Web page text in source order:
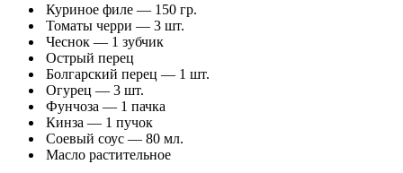
Куриное филе — 150 гр.
Томаты черри — 3 шт.
Чеснок — 1 зубчик
Острый перец
Болгарский перец — 1 шт.
Огурец — 3 шт.
Фунчоза — 1 пачка
Кинза — 1 пучок
Соевый соус — 80 мл.
Масло растительное